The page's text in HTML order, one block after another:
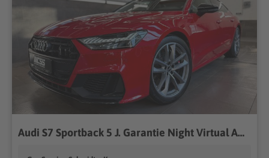
Audi S7 Sportback 5 J. Garantie Night Virtual ACC